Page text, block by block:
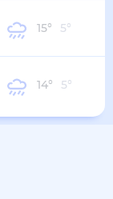
15° 5°
14° 5°